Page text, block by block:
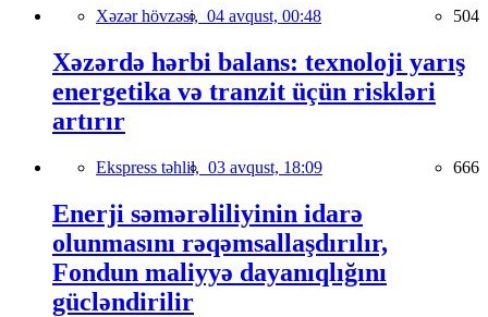
Xəzər hövzəsi, 04 avqust, 00:48 504
Xəzərdə hərbi balans: texnoloji yarış
energetika və tranzit üçün riskləri
artırır
Ekspress təhlil, 03 avqust, 18:09 666
Enerji səmərəliliyinin idarə
olunmasını rəqəmsallaşdırılır,
Fondun maliyyə dayanıqlığını
gücləndirilir